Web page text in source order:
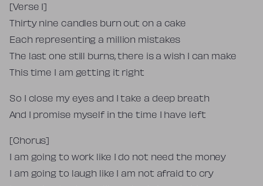
Tekst piosenki
[Verse 1]
Thirty nine candles burn out on a cake
Each representing a million mistakes
The last one still burns, there is a wish I can make
This time I am getting it right
So I close my eyes and I take a deep breath
And I promise myself in the time I have left
[Chorus]
I am going to work like I do not need the money
I am going to laugh like I am not afraid to cry